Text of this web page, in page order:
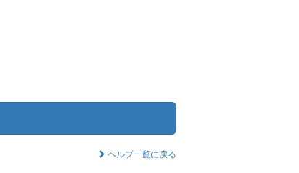
ヘルプ一覧に戻る